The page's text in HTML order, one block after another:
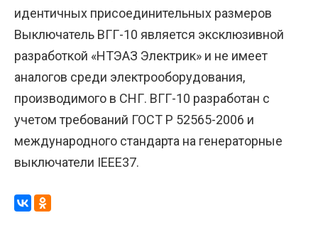
идентичных присоединительных размеров
Выключатель ВГГ-10 является эксклюзивной
разработкой «НТЭАЗ Электрик» и не имеет
аналогов среди электрооборудования,
производимого в СНГ. ВГГ-10 разработан с
учетом требований ГОСТ Р 52565-2006 и
международного стандарта на генераторные
выключатели IEEE37.